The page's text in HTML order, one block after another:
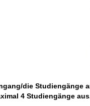
die Studiengänge
4 Studiengänge